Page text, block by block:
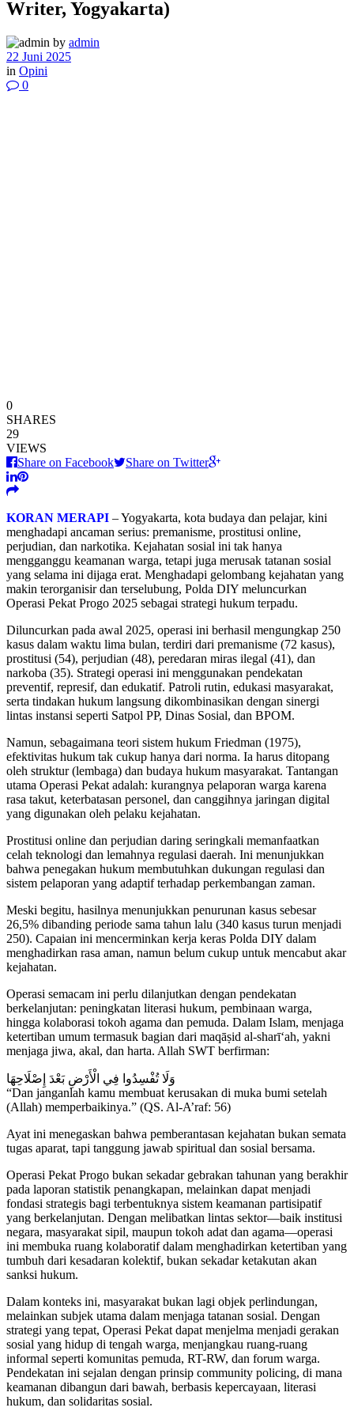
Writer, Yogyakarta)
by admin
22 Juni 2025
in Opini
0
0
SHARES
29
VIEWS
Share on Facebook
Share on Twitter
KORAN MERAPI – Yogyakarta, kota budaya dan pelajar, kini
menghadapi ancaman serius: premanisme, prostitusi online,
perjudian, dan narkotika. Kejahatan sosial ini tak hanya
mengganggu keamanan warga, tetapi juga merusak tatanan sosial
yang selama ini dijaga erat. Menghadapi gelombang kejahatan yang
makin terorganisir dan terselubung, Polda DIY meluncurkan
Operasi Pekat Progo 2025 sebagai strategi hukum terpadu.
Diluncurkan pada awal 2025, operasi ini berhasil mengungkap 250
kasus dalam waktu lima bulan, terdiri dari premanisme (72 kasus),
prostitusi (54), perjudian (48), peredaran miras ilegal (41), dan
narkoba (35). Strategi operasi ini menggunakan pendekatan
preventif, represif, dan edukatif. Patroli rutin, edukasi masyarakat,
serta tindakan hukum langsung dikombinasikan dengan sinergi
lintas instansi seperti Satpol PP, Dinas Sosial, dan BPOM.
Namun, sebagaimana teori sistem hukum Friedman (1975),
efektivitas hukum tak cukup hanya dari norma. Ia harus ditopang
oleh struktur (lembaga) dan budaya hukum masyarakat. Tantangan
utama Operasi Pekat adalah: kurangnya pelaporan warga karena
rasa takut, keterbatasan personel, dan canggihnya jaringan digital
yang digunakan oleh pelaku kejahatan.
Prostitusi online dan perjudian daring seringkali memanfaatkan
celah teknologi dan lemahnya regulasi daerah. Ini menunjukkan
bahwa penegakan hukum membutuhkan dukungan regulasi dan
sistem pelaporan yang adaptif terhadap perkembangan zaman.
Meski begitu, hasilnya menunjukkan penurunan kasus sebesar
26,5% dibanding periode sama tahun lalu (340 kasus turun menjadi
250). Capaian ini mencerminkan kerja keras Polda DIY dalam
menghadirkan rasa aman, namun belum cukup untuk mencabut akar
kejahatan.
Operasi semacam ini perlu dilanjutkan dengan pendekatan
berkelanjutan: peningkatan literasi hukum, pembinaan warga,
hingga kolaborasi tokoh agama dan pemuda. Dalam Islam, menjaga
ketertiban umum termasuk bagian dari maqāṣid al-sharī‘ah, yakni
menjaga jiwa, akal, dan harta. Allah SWT berfirman:
وَلَا تُفْسِدُوا فِي الْأَرْضِ بَعْدَ إِصْلَاحِهَا
“Dan janganlah kamu membuat kerusakan di muka bumi setelah
(Allah) memperbaikinya.” (QS. Al-A’raf: 56)
Ayat ini menegaskan bahwa pemberantasan kejahatan bukan semata
tugas aparat, tapi tanggung jawab spiritual dan sosial bersama.
Operasi Pekat Progo bukan sekadar gebrakan tahunan yang berakhir
pada laporan statistik penangkapan, melainkan dapat menjadi
fondasi strategis bagi terbentuknya sistem keamanan partisipatif
yang berkelanjutan. Dengan melibatkan lintas sektor—baik institusi
negara, masyarakat sipil, maupun tokoh adat dan agama—operasi
ini membuka ruang kolaboratif dalam menghadirkan ketertiban yang
tumbuh dari kesadaran kolektif, bukan sekadar ketakutan akan
sanksi hukum.
Dalam konteks ini, masyarakat bukan lagi objek perlindungan,
melainkan subjek utama dalam menjaga tatanan sosial. Dengan
strategi yang tepat, Operasi Pekat dapat menjelma menjadi gerakan
sosial yang hidup di tengah warga, menjangkau ruang-ruang
informal seperti komunitas pemuda, RT-RW, dan forum warga.
Pendekatan ini sejalan dengan prinsip community policing, di mana
keamanan dibangun dari bawah, berbasis kepercayaan, literasi
hukum, dan solidaritas sosial.